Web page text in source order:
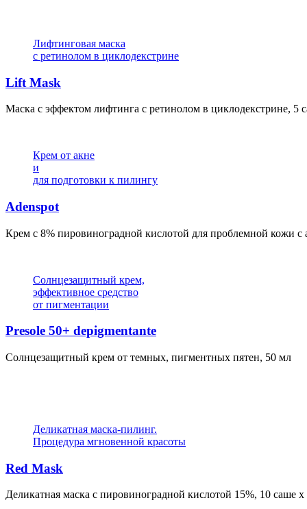
Лифтинговая маска
с ретинолом в циклодекстрине
Lift Mask
Маска с эффектом лифтинга с ретинолом в циклодекстрине, 5
Крем от акне
и
для подготовки к пилингу
Adenspot
Крем c 8% пировиноградной кислотой для проблемной кожи с
Солнцезащитный крем,
эффективное средство
от пигментации
Presole 50+ depigmentante
Солнцезащитный крем от темных, пигментных пятен, 50 мл
Деликатная маска-пилинг.
Процедура мгновенной красоты
Red Mask
Деликатная маска с пировиноградной кислотой 15%, 10 саше